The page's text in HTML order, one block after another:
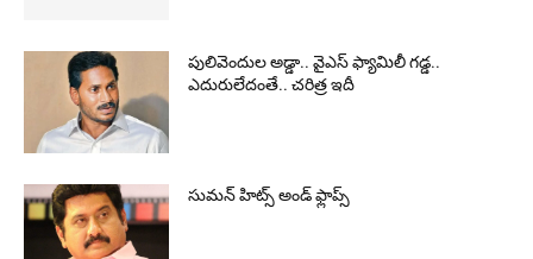
పులివెందుల అడ్డా.. వైఎస్ ఫ్యామిలీ గడ్డ..
ఎదురులేదంతే.. చరిత్ర ఇదీ
సుమ‌న్ హిట్స్ అండ్ ఫ్లాప్స్‌